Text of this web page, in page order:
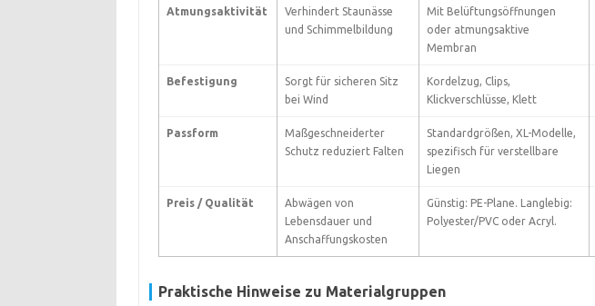
Atmungsaktivität
Verhindert Staunässe
und Schimmelbildung
Mit Belüftungsöffnungen
oder atmungsaktive
Membran
Befestigung
Sorgt für sicheren Sitz
bei Wind
Kordelzug, Clips,
Klickverschlüsse, Klett
Passform
Maßgeschneiderter
Schutz reduziert Falten
Standardgrößen, XL-Modelle,
spezifisch für verstellbare
Liegen
Preis / Qualität
Abwägen von
Lebensdauer und
Anschaffungskosten
Günstig: PE-Plane. Langlebig:
Polyester/PVC oder Acryl.
Praktische Hinweise zu Materialgruppen